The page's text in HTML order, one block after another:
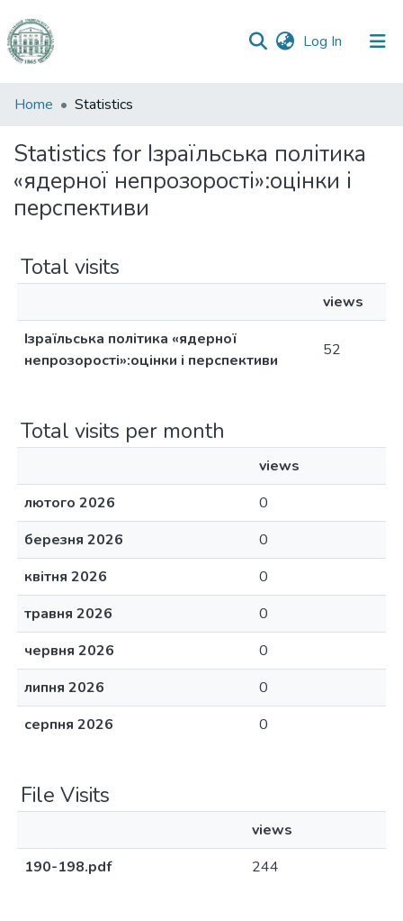
Log In (current)
Communities
Collections
All of DSpace
Home Statistics
Statistics for Ізраїльська політика
«ядерної непрозорості»:оцінки і
перспективи
Total visits
views
Ізраїльська політика «ядерної
непрозорості»:оцінки і перспективи
52
Total visits per month
views
лютого 2026
0
березня 2026
0
квітня 2026
0
травня 2026
0
червня 2026
0
липня 2026
0
серпня 2026
0
File Visits
views
190-198.pdf
244